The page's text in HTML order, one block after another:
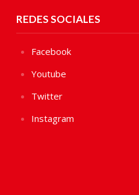
REDES SOCIALES
Facebook
Youtube
Twitter
Instagram